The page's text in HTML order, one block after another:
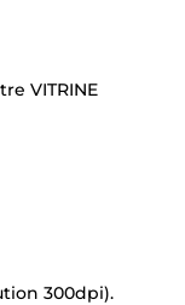
VITRINE
300dpi).